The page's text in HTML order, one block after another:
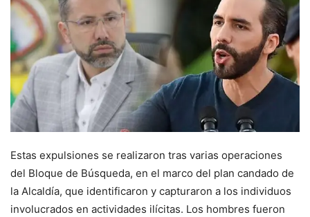
Estas expulsiones se realizaron tras varias operaciones
del Bloque de Búsqueda, en el marco del plan candado de
la Alcaldía, que identificaron y capturaron a los individuos
involucrados en actividades ilícitas. Los hombres fueron